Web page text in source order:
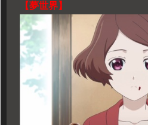
【夢世界】